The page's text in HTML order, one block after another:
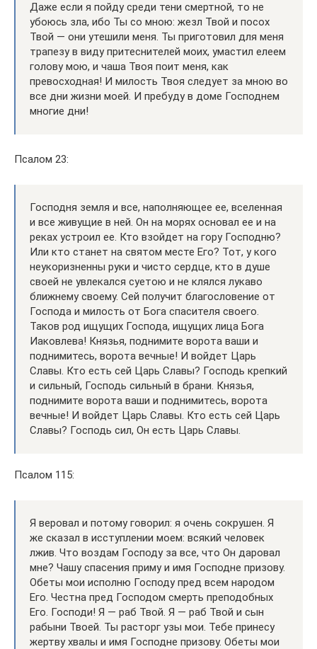
Даже если я пойду среди тени смертной, то не
убоюсь зла, ибо Ты со мною: жезл Твой и посох
Твой — они утешили меня. Ты приготовил для меня
трапезу в виду притеснителей моих, умастил елеем
голову мою, и чаша Твоя поит меня, как
превосходная! И милость Твоя следует за мною во
все дни жизни моей. И пребуду в доме Господнем
многие дни!
Псалом 23:
Господня земля и все, наполняющее ее, вселенная
и все живущие в ней. Он на морях основал ее и на
реках устроил ее. Кто взойдет на гору Господню?
Или кто станет на святом месте Его? Тот, у кого
неукоризненны руки и чисто сердце, кто в душе
своей не увлекался суетою и не клялся лукаво
ближнему своему. Сей получит благословение от
Господа и милость от Бога спасителя своего.
Таков род ищущих Господа, ищущих лица Бога
Иаковлева! Князья, поднимите ворота ваши и
поднимитесь, ворота вечные! И войдет Царь
Славы. Кто есть сей Царь Славы? Господь крепкий
и сильный, Господь сильный в брани. Князья,
поднимите ворота ваши и поднимитесь, ворота
вечные! И войдет Царь Славы. Кто есть сей Царь
Славы? Господь сил, Он есть Царь Славы.
Псалом 115:
Я веровал и потому говорил: я очень сокрушен. Я
же сказал в исступлении моем: всякий человек
лжив. Что воздам Господу за все, что Он даровал
мне? Чашу спасения приму и имя Господне призову.
Обеты мои исполню Господу пред всем народом
Его. Честна пред Господом смерть преподобных
Его. Господи! Я — раб Твой. Я — раб Твой и сын
рабыни Твоей. Ты расторг узы мои. Тебе принесу
жертву хвалы и имя Господне призову. Обеты мои